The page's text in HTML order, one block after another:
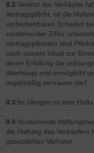
8.2 Verletzt der Verkäufer
Vertragspflicht, ist die
vorhersehbaren Schaden
vorstehender Ziffer
Vertragspflichten sind
nach seinem Inhalt zur
deren Erfüllung die
überhaupt erst ermöglicht
regelmäßig vertrauen darf.
8.3 Im Übrigen ist eine
8.4Vorstehende
die Haftung des Verkäufers
gesetzlichen Vertreter.